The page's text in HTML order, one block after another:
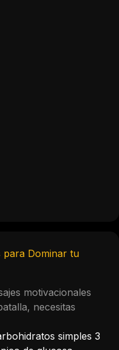
Dominar tu
motivacionales
necesitas
simples 3